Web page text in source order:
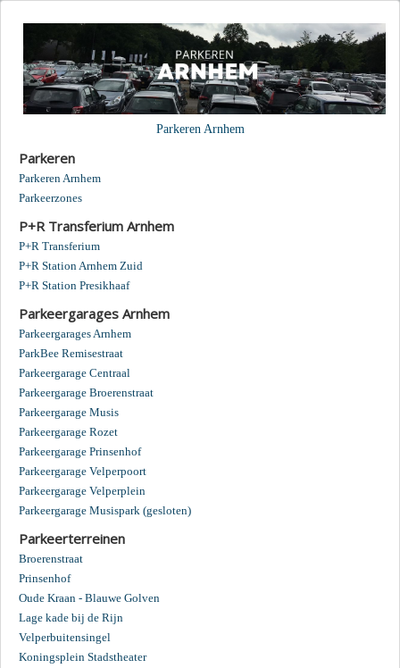
Parkeren Arnhem
Parkeren
Parkeren Arnhem
Parkeerzones
P+R Transferium Arnhem
P+R Transferium
P+R Station Arnhem Zuid
P+R Station Presikhaaf
Parkeergarages Arnhem
Parkeergarages Arnhem
ParkBee Remisestraat
Parkeergarage Centraal
Parkeergarage Broerenstraat
Parkeergarage Musis
Parkeergarage Rozet
Parkeergarage Prinsenhof
Parkeergarage Velperpoort
Parkeergarage Velperplein
Parkeergarage Musispark (gesloten)
Parkeerterreinen
Broerenstraat
Prinsenhof
Oude Kraan - Blauwe Golven
Lage kade bij de Rijn
Velperbuitensingel
Koningsplein Stadstheater